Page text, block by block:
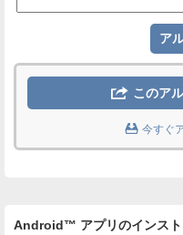
 このア
 今すぐ
Android™ アプリのインス